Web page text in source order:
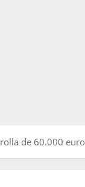
de 60.000